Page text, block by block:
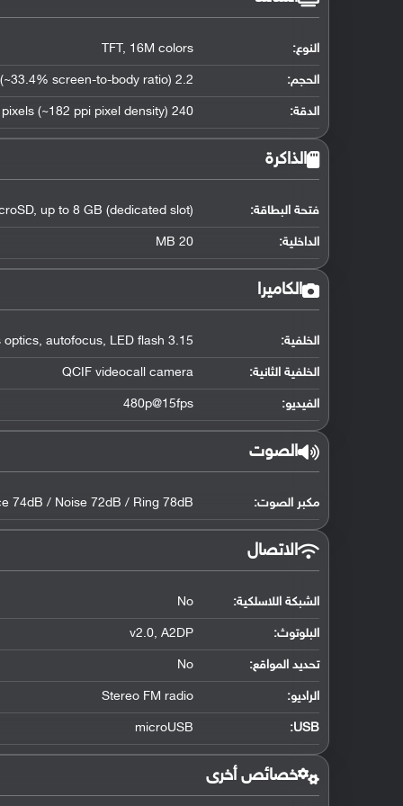
النوع: TFT, 16M colors
الحجم: 2.2 inches (~33.4% screen-to-body ratio)
الدقة: 240 x 320 pixels (~182 ppi pixel density)
الذاكرة
فتحة البطاقة: up to 8 GB (dedicated slot)
الداخلية: 20 MB
الكاميرا
الخلفية: 3.15 MP, Carl Zeiss optics, autofocus, LED flash
الخلفية الثانية: QCIF videocall camera
الفيديو: 480p@15fps
الصوت
مكبر الصوت: 74dB / Noise 72dB / Ring 78dB
الاتصال
الشبكة اللاسلكية: No
البلوتوث:
v2.0, A2DP
تحديد المواقع:
No
الراديو: Stereo FM radio
USB
:
microUSB
خصائص أخرى